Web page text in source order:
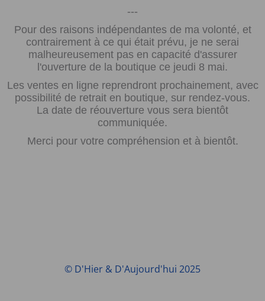
---
Pour des raisons indépendantes de ma volonté, et
contrairement à ce qui était prévu, je ne serai
malheureusement pas en capacité d'assurer
l'ouverture de la boutique ce jeudi 8 mai.
Les ventes en ligne reprendront prochainement, avec
possibilité de retrait en boutique, sur rendez-vous.
La date de réouverture vous sera bientôt
communiquée.
Merci pour votre compréhension et à bientôt.
© D'Hier & D'Aujourd'hui 2025